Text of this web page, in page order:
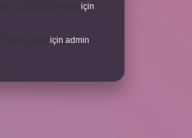
için
için admin